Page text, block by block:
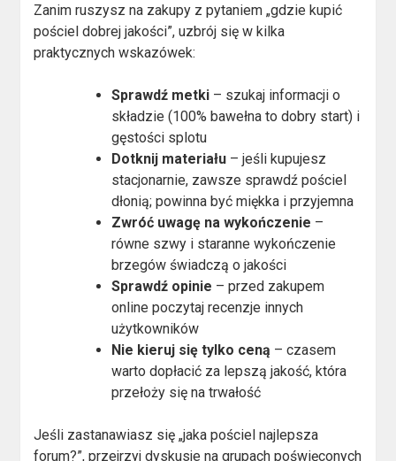
Zanim ruszysz na zakupy z pytaniem „gdzie kupić
pościel dobrej jakości”, uzbrój się w kilka
praktycznych wskazówek:
Sprawdź metki – szukaj informacji o
składzie (100% bawełna to dobry start) i
gęstości splotu
Dotknij materiału – jeśli kupujesz
stacjonarnie, zawsze sprawdź pościel
dłonią; powinna być miękka i przyjemna
Zwróć uwagę na wykończenie –
równe szwy i staranne wykończenie
brzegów świadczą o jakości
Sprawdź opinie – przed zakupem
online poczytaj recenzje innych
użytkowników
Nie kieruj się tylko ceną – czasem
warto dopłacić za lepszą jakość, która
przełoży się na trwałość
Jeśli zastanawiasz się „jaka pościel najlepsza
forum?”, przejrzyj dyskusje na grupach poświęconych